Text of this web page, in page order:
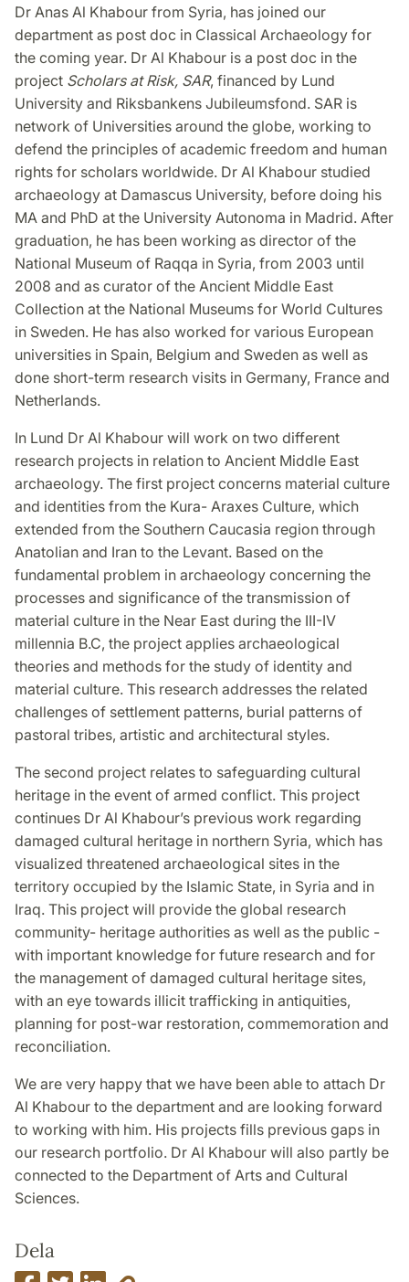
Dr Anas Al Khabour from Syria, has joined our
department as post doc in Classical Archaeology for
the coming year. Dr Al Khabour is a post doc in the
project Scholars at Risk, SAR, financed by Lund
University and Riksbankens Jubileumsfond. SAR is
network of Universities around the globe, working to
defend the principles of academic freedom and human
rights for scholars worldwide. Dr Al Khabour studied
archaeology at Damascus University, before doing his
MA and PhD at the University Autonoma in Madrid. After
graduation, he has been working as director of the
National Museum of Raqqa in Syria, from 2003 until
2008 and as curator of the Ancient Middle East
Collection at the National Museums for World Cultures
in Sweden. He has also worked for various European
universities in Spain, Belgium and Sweden as well as
done short-term research visits in Germany, France and
Netherlands.
In Lund Dr Al Khabour will work on two different
research projects in relation to Ancient Middle East
archaeology. The first project concerns material culture
and identities from the Kura- Araxes Culture, which
extended from the Southern Caucasia region through
Anatolian and Iran to the Levant. Based on the
fundamental problem in archaeology concerning the
processes and significance of the transmission of
material culture in the Near East during the III-IV
millennia B.C, the project applies archaeological
theories and methods for the study of identity and
material culture. This research addresses the related
challenges of settlement patterns, burial patterns of
pastoral tribes, artistic and architectural styles.
The second project relates to safeguarding cultural
heritage in the event of armed conflict. This project
continues Dr Al Khabour’s previous work regarding
damaged cultural heritage in northern Syria, which has
visualized threatened archaeological sites in the
territory occupied by the Islamic State, in Syria and in
Iraq. This project will provide the global research
community- heritage authorities as well as the public -
with important knowledge for future research and for
the management of damaged cultural heritage sites,
with an eye towards illicit trafficking in antiquities,
planning for post-war restoration, commemoration and
reconciliation.
We are very happy that we have been able to attach Dr
Al Khabour to the department and are looking forward
to working with him. His projects fills previous gaps in
our research portfolio. Dr Al Khabour will also partly be
connected to the Department of Arts and Cultural
Sciences.
Dela